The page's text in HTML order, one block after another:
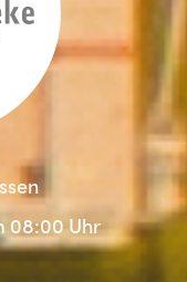
08:00 Uhr